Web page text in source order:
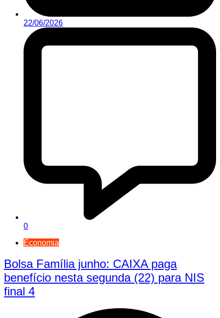
22/06/2026
0
Economia
Bolsa Família junho: CAIXA paga
benefício nesta segunda (22) para NIS
final 4